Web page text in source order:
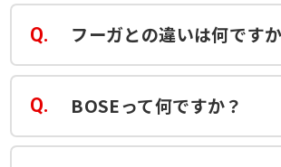
フーガとの違いは何です
BOSEって何ですか？